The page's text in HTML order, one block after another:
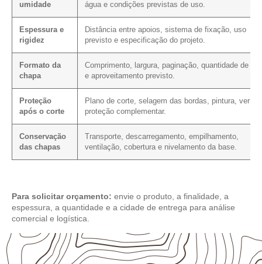
umidade
água e condições previstas de uso.
Espessura e
rigidez
Distância entre apoios, sistema de fixação, uso
previsto e especificação do projeto.
Formato da
chapa
Comprimento, largura, paginação, quantidade de
e aproveitamento previsto.
Proteção
após o corte
Plano de corte, selagem das bordas, pintura, verniz
proteção complementar.
Conservação
das chapas
Transporte, descarregamento, empilhamento,
ventilação, cobertura e nivelamento da base.
Para solicitar orçamento: envie o produto, a finalidade, a
espessura, a quantidade e a cidade de entrega para análise
comercial e logística.